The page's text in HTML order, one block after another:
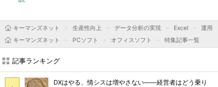
キーマンズネット 生産性向上 データ分析の実現 Excel
運用
キーマンズネット
PCソフト オフィスソフト 特集記事一覧
記事ランキング
DXはやる、情シスは増やさない――経営者はどう乗り